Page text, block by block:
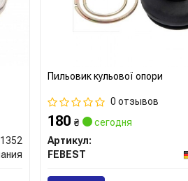
Пильовик кульової опори
0 отзывов
180 ₴
сегодня
Артикул:
FEBEST